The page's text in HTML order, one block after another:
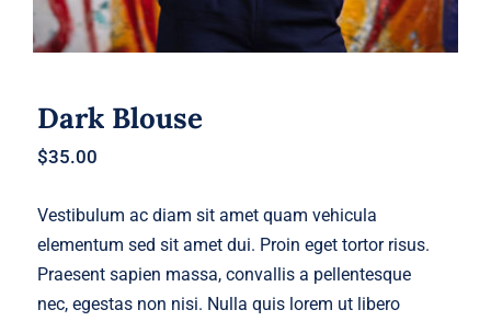
Dark Blouse
$35.00
Vestibulum ac diam sit amet quam vehicula
elementum sed sit amet dui. Proin eget tortor risus.
Praesent sapien massa, convallis a pellentesque
nec, egestas non nisi. Nulla quis lorem ut libero